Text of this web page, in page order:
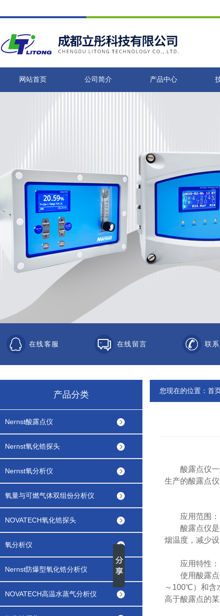
网站首页 公司简介 产品中心
在线客服 在线留言 联
产品分类
Nernst酸露点仪
Nernst氧化锆探头
Nernst氧分析仪
氧量与可燃气体双组份分析仪
NOVATECH氧化锆探头
氧分析仪
Nernst防爆型氧化锆分析仪
NOVATECH高温水蒸气分析仪
您现在的位置： 首
酸露点仪一般
生产的酸露点
应用范围：
酸露点仪是实
烟温度，减少
应用特性：
使用酸露点仪
～100℃）和含
高于酸露点的